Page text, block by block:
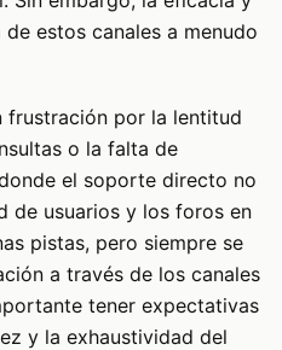
estos canales a menudo
frustración por la lentitud
o la falta de
el soporte directo no
de usuarios y los foros en
pistas, pero siempre se
a través de los canales
tener expectativas
y la exhaustividad del